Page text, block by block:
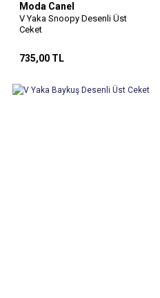
Moda Canel
V Yaka Snoopy Desenli Üst
Ceket
735,00 TL